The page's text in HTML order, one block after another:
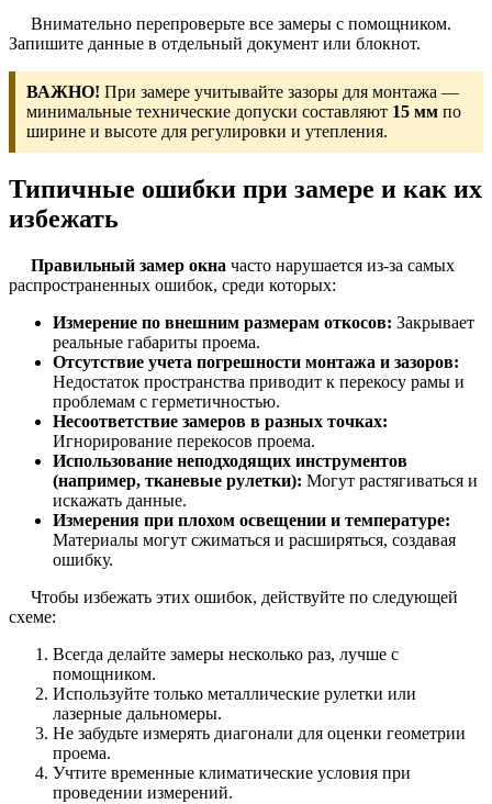
Внимательно перепроверьте все замеры с помощником.
Запишите данные в отдельный документ или блокнот.
ВАЖНО! При замере учитывайте зазоры для монтажа —
минимальные технические допуски составляют 15 мм по
ширине и высоте для регулировки и утепления.
Типичные ошибки при замере и как их
избежать
Правильный замер окна часто нарушается из-за самых
распространенных ошибок, среди которых:
Измерение по внешним размерам откосов: Закрывает
реальные габариты проема.
Отсутствие учета погрешности монтажа и зазоров:
Недостаток пространства приводит к перекосу рамы и
проблемам с герметичностью.
Несоответствие замеров в разных точках:
Игнорирование перекосов проема.
Использование неподходящих инструментов
(например, тканевые рулетки): Могут растягиваться и
искажать данные.
Измерения при плохом освещении и температуре:
Материалы могут сжиматься и расширяться, создавая
ошибку.
Чтобы избежать этих ошибок, действуйте по следующей
схеме:
Всегда делайте замеры несколько раз, лучше с
помощником.
Используйте только металлические рулетки или
лазерные дальномеры.
Не забудьте измерять диагонали для оценки геометрии
проема.
Учтите временные климатические условия при
проведении измерений.